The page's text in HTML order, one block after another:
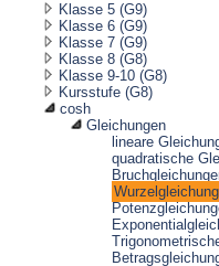
Klasse 5 (G9)
Klasse 6 (G9)
Klasse 7 (G9)
Klasse 8 (G8)
Klasse 9-10 (G8)
Kursstufe (G8)
cosh
Gleichungen
lineare
quadratische